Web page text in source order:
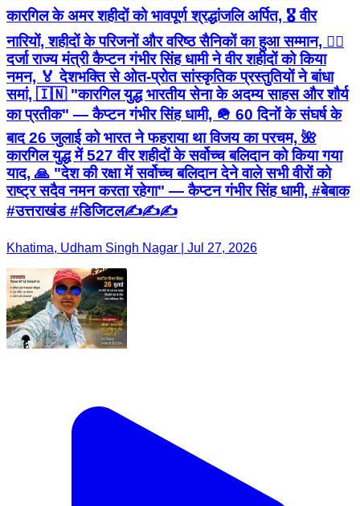
कारगिल के अमर शहीदों को भावपूर्ण श्रद्धांजलि अर्पित, 🎖️ वीर
नारियों, शहीदों के परिजनों और वरिष्ठ सैनिकों का हुआ सम्मान, 👨‍✈️
दर्जा राज्य मंत्री कैप्टन गंभीर सिंह धामी ने वीर शहीदों को किया
नमन, 🏅 देशभक्ति से ओत-प्रोत सांस्कृतिक प्रस्तुतियों ने बांधा
समां, 🇮🇳 "कारगिल युद्ध भारतीय सेना के अदम्य साहस और शौर्य
का प्रतीक" — कैप्टन गंभीर सिंह धामी, 🪖 60 दिनों के संघर्ष के
बाद 26 जुलाई को भारत ने फहराया था विजय का परचम, 🌺
कारगिल युद्ध में 527 वीर शहीदों के सर्वोच्च बलिदान को किया गया
याद, 🙏 "देश की रक्षा में सर्वोच्च बलिदान देने वाले सभी वीरों को
राष्ट्र सदैव नमन करता रहेगा" — कैप्टन गंभीर सिंह धामी, #बेबाक
#उत्तराखंड #डिजिटल✍️✍️✍️
Khatima, Udham Singh Nagar | Jul 27, 2026